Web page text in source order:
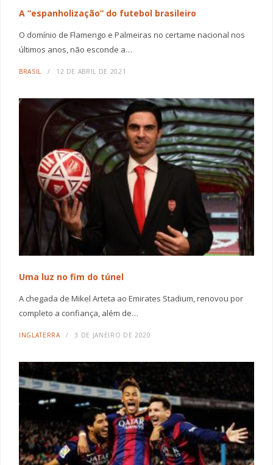
A “espanholização” do futebol brasileiro
O domínio de Flamengo e Palmeiras no certame nacional nos
últimos anos, não esconde a…
BRASIL 12 DE ABRIL DE 2021
Uma luz no fim do túnel
A chegada de Mikel Arteta ao Emirates Stadium, renovou por
completo a confiança, além de…
INGLATERRA 3 DE JANEIRO DE 2020